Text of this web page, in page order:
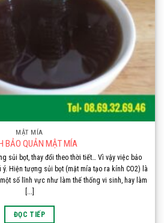
MẬT MÍA
BẢO QUẢN MẬT MÍA
sủi bọt, thay đổi theo thời tiết… Vì vậy việc bảo
Hiện tượng sủi bọt (mật mía tạo ra kính CO2) là
số lĩnh vực như làm thế thống vi sinh, hay làm
ĐỌC TIẾP